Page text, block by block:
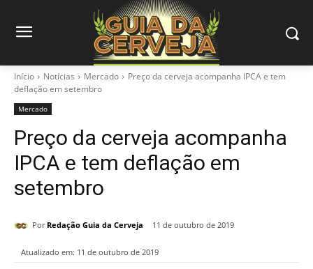
Início Notícias Mercado
Preço da cerveja acompanha IPCA e tem
deflação em setembro
Mercado
Preço da cerveja acompanha
IPCA e tem deflação em
setembro
Por Redação Guia da Cerveja 11 de outubro de 2019
Atualizado em: 11 de outubro de 2019